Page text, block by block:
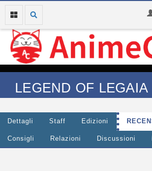
LEGEND OF LEGAIA
Dettagli Staff Edizioni
Consigli Relazioni Discussioni